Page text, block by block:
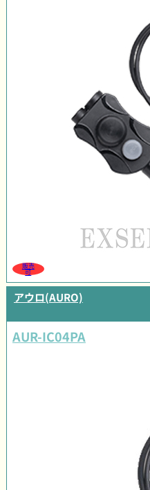
販売
可
アウロ(AURO)
AUR-IC04PA